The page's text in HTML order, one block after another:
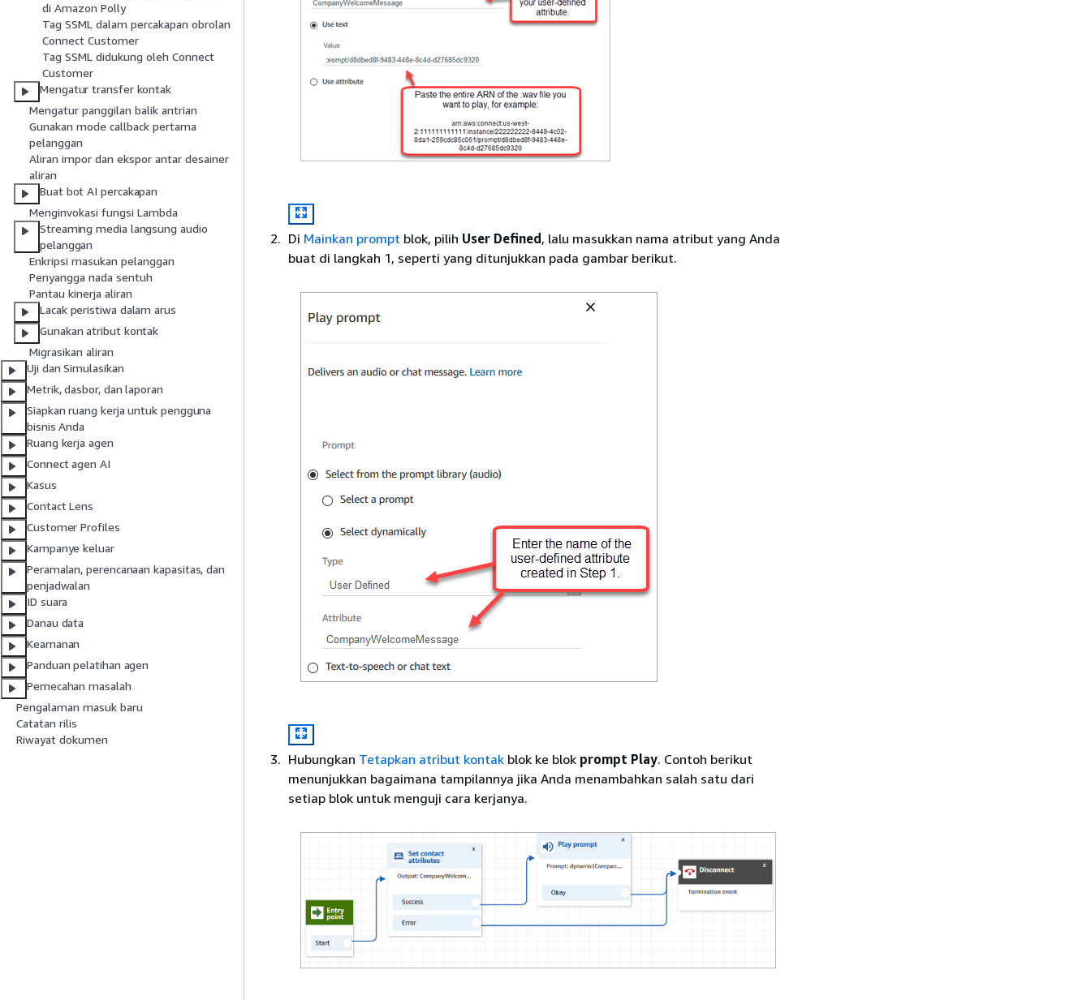
di Amazon Polly
Tag SSML dalam percakapan obrolan
Connect Customer
Tag SSML didukung oleh Connect
Customer
Mengatur transfer kontak
Mengatur panggilan balik antrian
Gunakan mode callback pertama
pelanggan
Aliran impor dan ekspor antar desainer
aliran
Buat bot AI percakapan
Menginvokasi fungsi Lambda
Streaming media langsung audio
pelanggan
Enkripsi masukan pelanggan
Penyangga nada sentuh
Pantau kinerja aliran
Lacak peristiwa dalam arus
Gunakan atribut kontak
Migrasikan aliran
Uji dan Simulasikan
Metrik, dasbor, dan laporan
Siapkan ruang kerja untuk pengguna
bisnis Anda
Ruang kerja agen
Connect agen AI
Kasus
Contact Lens
Customer Profiles
Kampanye keluar
Peramalan, perencanaan kapasitas, dan
penjadwalan
ID suara
Danau data
Keamanan
Panduan pelatihan agen
Pemecahan masalah
Pengalaman masuk baru
Catatan rilis
Riwayat dokumen
Di Mainkan prompt blok, pilih User Defined , lalu masukkan nama atribut yang Anda
buat di langkah 1, seperti yang ditunjukkan pada gambar berikut.
Hubungkan Tetapkan atribut kontak blok ke blok prompt Play. Contoh berikut
menunjukkan bagaimana tampilannya jika Anda menambahkan salah satu dari
setiap blok untuk menguji cara kerjanya.